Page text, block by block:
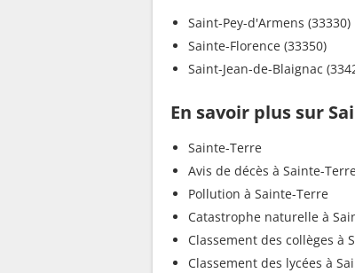
Saint-Pey-d'Armens (33330)
Sainte-Florence (33350)
Saint-Jean-de-Blaignac
En savoir plus sur
Sainte-Terre
Avis de décès à Sainte-
Pollution à Sainte-Terre
Catastrophe naturelle à
Classement des collèges à
Classement des lycées à